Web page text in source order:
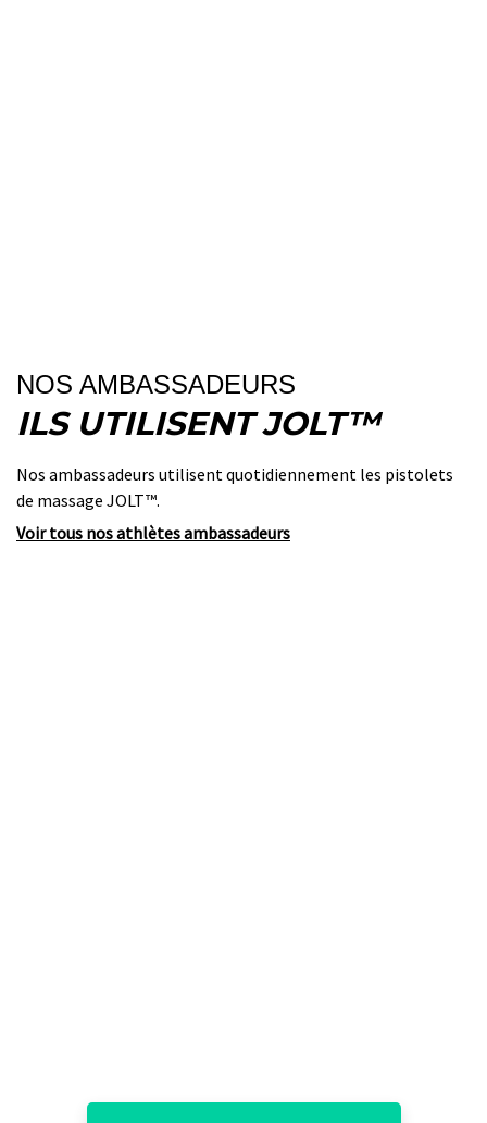
NOS AMBASSADEURS
ILS UTILISENT JOLT™
Nos ambassadeurs utilisent quotidiennement les pistolets
de massage JOLT™.
Voir tous nos athlètes ambassadeurs